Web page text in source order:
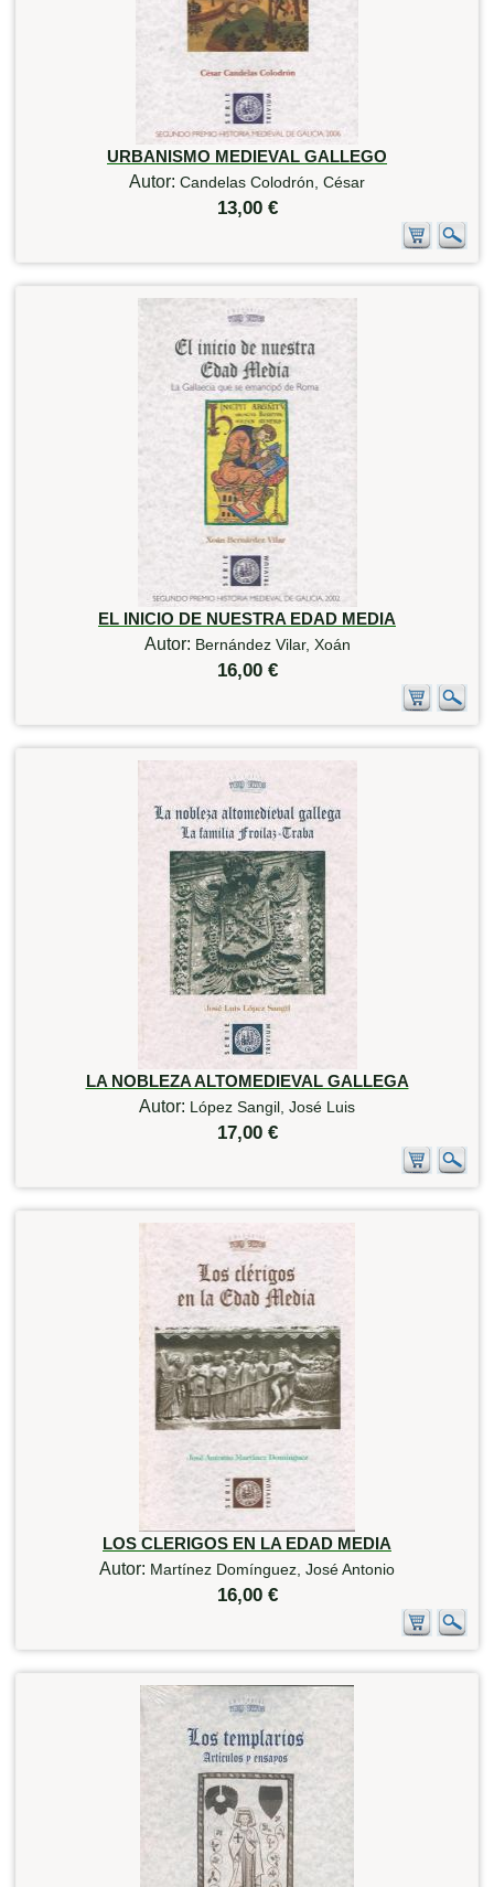
URBANISMO MEDIEVAL GALLEGO
Autor: Candelas Colodrón, César
13,00 €
EL INICIO DE NUESTRA EDAD MEDIA
Autor: Bernández Vilar, Xoán
16,00 €
LA NOBLEZA ALTOMEDIEVAL GALLEGA
Autor: López Sangil, José Luis
17,00 €
LOS CLERIGOS EN LA EDAD MEDIA
Autor: Martínez Domínguez, José Antonio
16,00 €